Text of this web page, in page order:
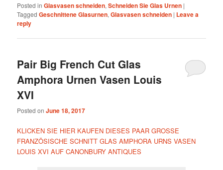
Posted in Glasvasen schneiden,Schneiden Sie Glas Urnen |
Tagged Geschnittene Glasurnen,Glasvasen schneiden | Leave a
reply
Pair Big French Cut Glas
Amphora Urnen Vasen Louis
XVI
Posted onJune 18, 2017
KLICKEN SIE HIER KAUFEN DIESES PAAR GROSSE
FRANZÖSISCHE SCHNITT GLAS AMPHORA URNS VASEN
LOUIS XVI AUF CANONBURY ANTIQUES